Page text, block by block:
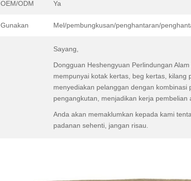
OEM/ODM Ya
Gunakan Mel/pembungkusan/penghantaran/
Sayang,
Dongguan Heshengyuan Perlindungan
mempunyai kotak kertas, beg kertas,
menyediakan pelanggan dengan
pengangkutan, menjadikan kerja pembelian
Anda akan memaklumkan kepada kami
padanan sehenti, jangan risau.